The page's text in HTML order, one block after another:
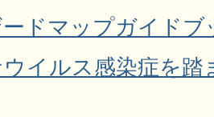
ドマップガイドブ
イルス感染症を踏